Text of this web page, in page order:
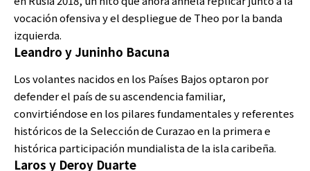
vocación ofensiva y el despliegue de Theo por la banda
izquierda.
Leandro y Juninho Bacuna
Los volantes nacidos en los Países Bajos optaron por
defender el país de su ascendencia familiar,
convirtiéndose en los pilares fundamentales y referentes
históricos de la Selección de Curazao en la primera e
histórica participación mundialista de la isla caribeña.
Laros y Deroy Duarte